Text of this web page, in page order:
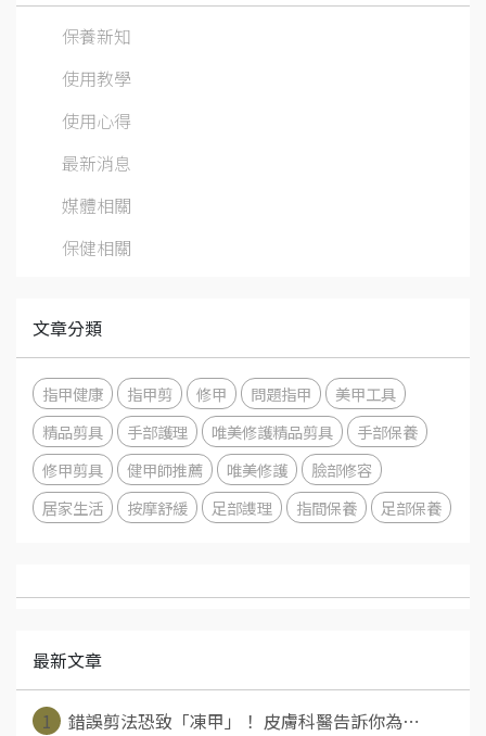
保養新知
使用教學
使用心得
最新消息
媒體相關
保健相關
文章分類
指甲健康 指甲剪 修甲 問題指甲
美甲工具
精品剪具
手部護理 唯美修護精品剪具
手部保養
修甲剪具
健甲師推薦 唯美修護
臉部修容
居家生活
按摩舒緩 足部謢理 指間保養 足部保養
最新文章
1
錯誤剪法恐致「凍甲」！ 皮膚科醫告訴你為⋯